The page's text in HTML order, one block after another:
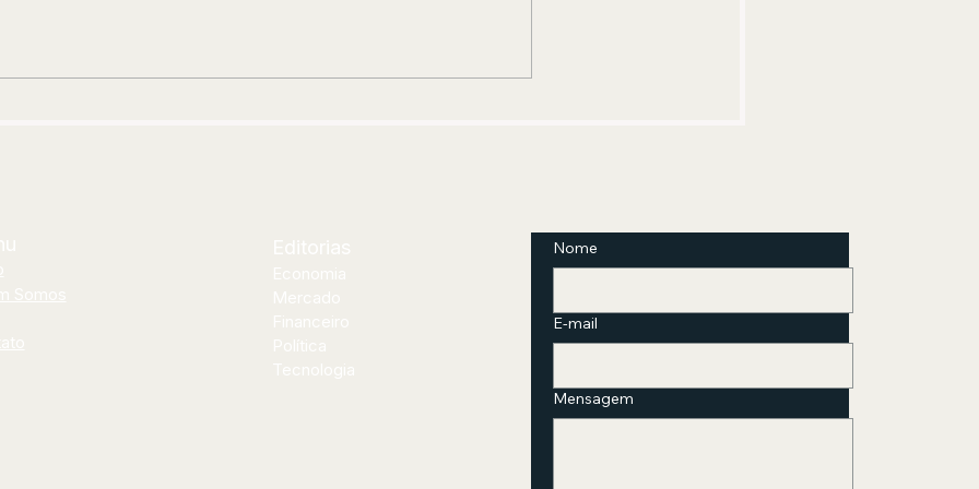
Dourado destaca como
vinil de Camionero
Nome
E-mail
Mensagem